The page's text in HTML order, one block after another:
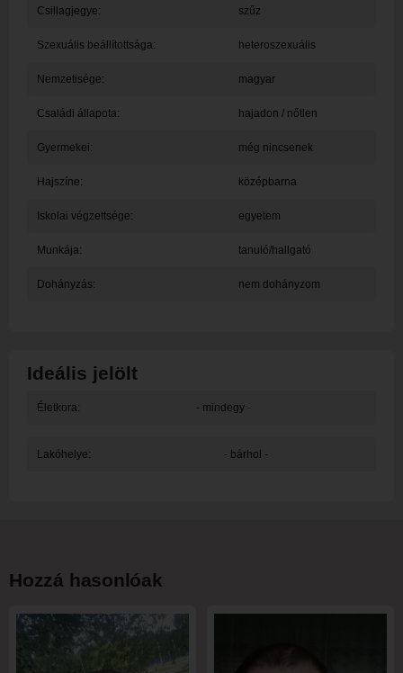
Csillagjegye: szűz
Szexuális beállítottsága: heteroszexuális
Nemzetisége: magyar
Családi állapota: hajadon / nőtlen
Gyermekei: még nincsenek
Hajszíne: középbarna
Iskolai végzettsége: egyetem
Munkája: tanuló/hallgató
Dohányzás: nem dohányzom
Ideális jelölt
Életkora: - mindegy -
Lakóhelye: - bárhol -
Hozzá hasonlóak